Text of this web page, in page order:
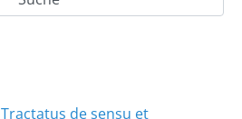
Tractatus de sensu et